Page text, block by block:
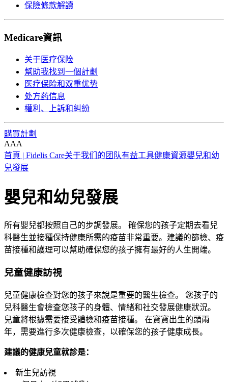
保險條款解讀
Medicare資訊
关于医疗保险
幫助我找到一個計劃
医疗保险和双重优势
处方药信息
權利、上訴和糾紛
購買計劃
AAA
首頁 | Fidelis Care关于我们的团队有益工具健康資源嬰兒和幼
兒發展
嬰兒和幼兒發展
所有嬰兒都按照自己的步調發展。 確保您的孩子定期去看兒
科醫生並接種保持健康所需的疫苗非常重要。建議的篩檢、疫
苗接種和護理可以幫助確保您的孩子擁有最好的人生開端。
兒童健康訪視
兒童健康檢查對您的孩子來說是重要的醫生檢查。 您孩子的
兒科醫生會檢查您孩子的身體、情緒和社交發展健康狀況。
兒童將根據需要接受體檢和疫苗接種。 在寶寶出生的頭兩
年，需要進行多次健康檢查，以確保您的孩子健康成長。
建議的健康兒童就診是：
新生兒訪視